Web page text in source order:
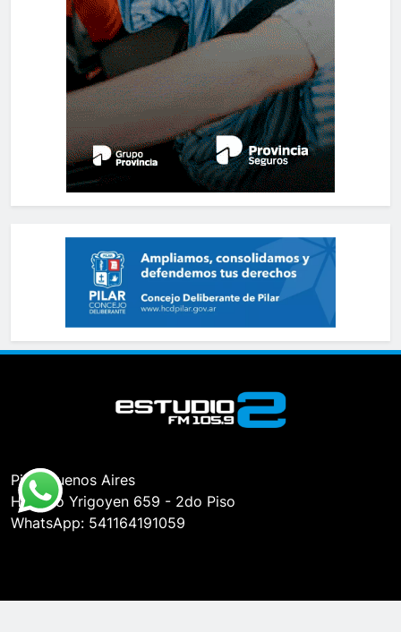
Pilar, Buenos Aires
Hipólito Yrigoyen 659 - 2do Piso
WhatsApp: 541164191059